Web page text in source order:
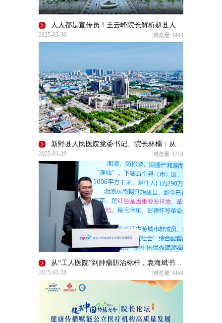
人人都是宣传员！王云峰院长解析赵县人民医院的发展“三级跳”
2025-03-30 浏览量 3904
新野县人民医院党委书记、院长林楠：从诊治到康养，构建医疗生态的闭环
2025-03-29 浏览量 3719
从“工人医院”到肿瘤防治标杆，袁海斌书记解析湘潭一医的“破局”之路
2025-03-28 浏览量 3469